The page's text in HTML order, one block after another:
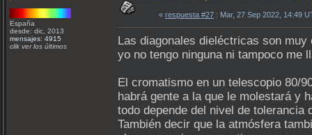
España
desde: dic, 2013
mensajes: 4915
clik ver los últimos
« respuesta #27 : Mar, 27 Sep 2022, 14:49
Las diagonales dieléctricas son
yo no tengo ninguna ni tampoco me
El cromatismo en un telescopio 80/
habrá gente a la que le molestará y
todo depende del nivel de tolerancia
También decir que la atmósfera